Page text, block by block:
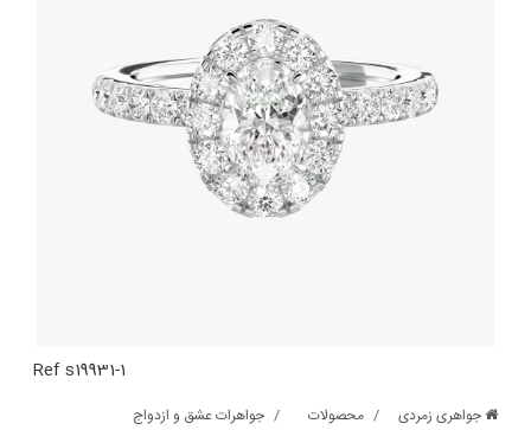
Ref s19931-1
جواهری زمردی محصولات
جواهرات عشق و ازدواج